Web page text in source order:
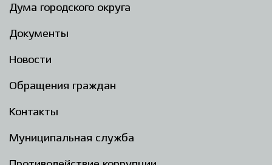
Дума городского округа
Документы
Новости
Обращения граждан
Контакты
Муниципальная служба